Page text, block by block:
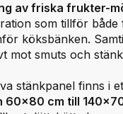
av friska frukter-
som tillför
köksbänken.
mot smuts och
stänkpanel finns i
60x80 cm till